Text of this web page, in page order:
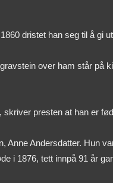
dristet han seg til å gi
over ham står på
presten at han er
Andersdatter. Hun
i 1876, tett innpå 91 år